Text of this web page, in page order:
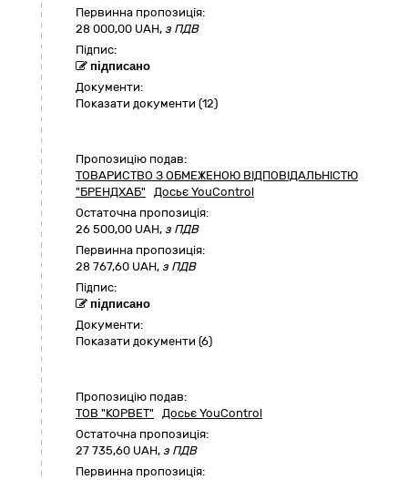
Первинна пропозиція:
28 000,00 UAH, з ПДВ
Підпис:
підписано
Документи:
Показати документи (12)
Пропозицію подав:
ТОВАРИСТВО З ОБМЕЖЕНОЮ ВІДПОВІДАЛЬНІСТЮ
"БРЕНДХАБ" Досьє YouControl
Остаточна пропозиція:
26 500,00 UAH, з ПДВ
Первинна пропозиція:
28 767,60 UAH, з ПДВ
Підпис:
підписано
Документи:
Показати документи (6)
Пропозицію подав:
ТОВ "КОРВЕТ" Досьє YouControl
Остаточна пропозиція:
27 735,60 UAH, з ПДВ
Первинна пропозиція: